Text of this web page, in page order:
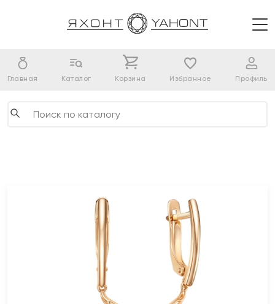
Главная Каталог Корзина Избранное Профиль